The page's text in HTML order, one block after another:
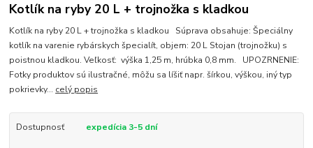
Kotlík na ryby 20 L + trojnožka s kladkou
Kotlík na ryby 20 L + trojnožka s kladkou Súprava obsahuje: Špeciálny
kotlík na varenie rybárskych špecialít, objem: 20 L Stojan (trojnožku) s
poistnou kladkou. Veľkosť: výška 1,25 m, hrúbka 0,8 mm. UPOZRNENIE:
Fotky produktov sú ilustračné, môžu sa líšiť napr. šírkou, výškou, iný typ
pokrievky... celý popis
Dostupnosť expedícia 3-5 dní